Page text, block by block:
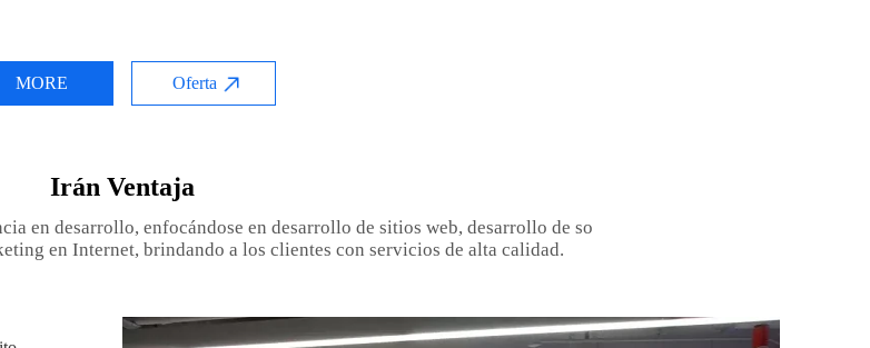
MORE Oferta
Irán Ventaja
en desarrollo, enfocándose en desarrollo de sitios web, desarrollo de so
en Internet, brindando a los clientes con servicios de alta calidad.